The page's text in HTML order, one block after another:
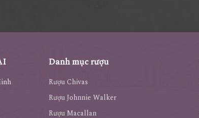
Danh mục rượu
Rượu Chivas
Rượu Johnnie Walker
Rượu Macallan